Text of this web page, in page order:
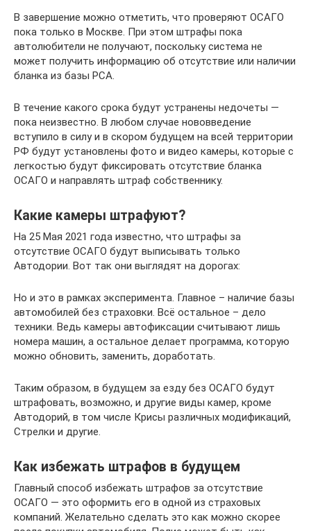
В завершение можно отметить, что проверяют ОСАГО
пока только в Москве. При этом штрафы пока
автолюбители не получают, поскольку система не
может получить информацию об отсутствие или наличии
бланка из базы РСА.
В течение какого срока будут устранены недочеты —
пока неизвестно. В любом случае нововведение
вступило в силу и в скором будущем на всей территории
РФ будут установлены фото и видео камеры, которые с
легкостью будут фиксировать отсутствие бланка
ОСАГО и направлять штраф собственнику.
Какие камеры штрафуют?
На 25 Мая 2021 года известно, что штрафы за
отсутствие ОСАГО будут выписывать только
Автодории. Вот так они выглядят на дорогах:
Но и это в рамках эксперимента. Главное – наличие базы
автомобилей без страховки. Всё остальное – дело
техники. Ведь камеры автофиксации считывают лишь
номера машин, а остальное делает программа, которую
можно обновить, заменить, доработать.
Таким образом, в будущем за езду без ОСАГО будут
штрафовать, возможно, и другие виды камер, кроме
Автодорий, в том числе Крисы различных модификаций,
Стрелки и другие.
Как избежать штрафов в будущем
Главный способ избежать штрафов за отсутствие
ОСАГО — это оформить его в одной из страховых
компаний. Желательно сделать это как можно скорее